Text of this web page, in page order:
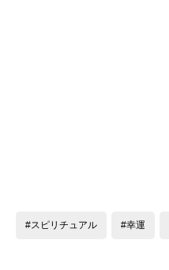
#スピリチュアル #幸運